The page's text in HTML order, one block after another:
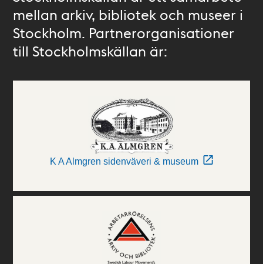
mellan arkiv, bibliotek och museer i
Stockholm. Partnerorganisationer
till Stockholmskällan är:
K A Almgren sidenväveri & museum